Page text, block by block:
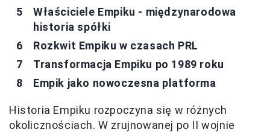
Właściciele Empiku - międzynarodowa
historia spółki
Rozkwit Empiku w czasach PRL
Transformacja Empiku po 1989 roku
Empik jako nowoczesna platforma
Historia Empiku rozpoczyna się w różnych
okolicznościach. W zrujnowanej po II wojnie